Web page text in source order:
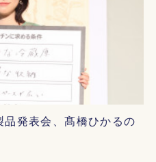
発表会、髙橋ひかるの